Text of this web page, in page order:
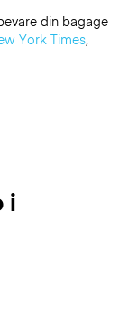
din bagage
York Times,
i